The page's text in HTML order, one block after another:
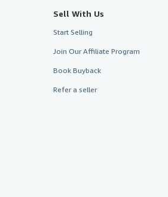
Sell With Us
Start Selling
Join Our Affiliate Program
Book Buyback
Refer a seller